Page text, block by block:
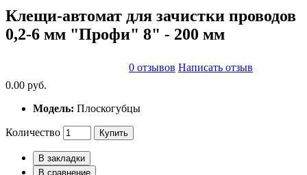
Клещи-автомат для зачистки проводов
0,2-6 мм "Профи" 8" - 200 мм
0 отзывов Написать отзыв
0.00 руб.
Модель: Плоскогубцы
Количество Купить
В закладки
В сравнение